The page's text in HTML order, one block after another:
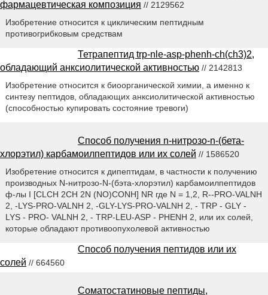
фармацевтическая композиция // 2129562
Изобретение относится к циклическим пептидным
противогрибковым средствам
Тетрапептид trp-nle-asp-phenh-ch(ch3)2,
обладающий анксиолитической активностью // 2142813
Изобретение относится к биоорганической химии, а именно к
синтезу пептидов, обладающих анксиолитической активностью
(способностью купировать состояние тревоги)
Способ получения n-нитрозо-n-(бета-
хлорэтил) карбамоилпептидов или их солей // 1586520
Изобретение относится к дипептидам, в частности к получению
производных N-нитрозо-N-(бэта-хлорэтил) карбамоилпептидов
ф-лы I [CLCH 2CH 2N (NO)CONH] NR где N = 1,2, R--PRO-VALNH
2, -LYS-PRO-VALNH 2, -GLY-LYS-PRO-VALNH 2, - TRP - GLY -
LYS - PRO- VALNH 2, - TRP-LEU-ASP - PHENH 2, или их солей,
которые обладают противоопухолевой активностью
Способ получения пептидов или их
солей // 664560
Соматостатиновые пептиды,